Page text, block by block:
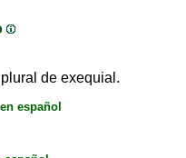
de exequial.
español